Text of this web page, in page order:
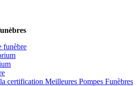
funèbre
certification Meilleures Pompes Funèbres